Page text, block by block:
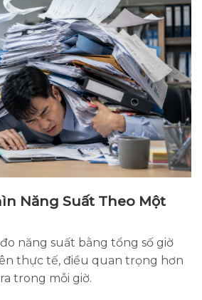
Năng Suất Theo Một
năng suất bằng tổng số giờ
thực tế, điều quan trọng hơn
trong mỗi giờ.